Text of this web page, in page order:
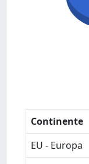
Continente
EU - Europa